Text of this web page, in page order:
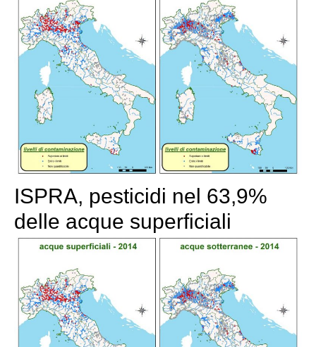
ISPRA, pesticidi nel 63,9%
delle acque superficiali